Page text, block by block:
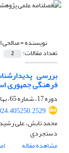
نویسنده =صالحی
تعداد مقالات: 2
بررسی
فرهنگی جمهوری
دوره 17، شماره 65، بهار 1403، صفحه
محمد تابش، علی
دستجردی
مشاهده مقاله